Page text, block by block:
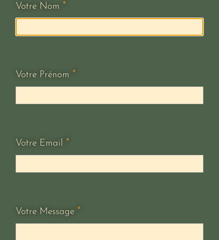
Votre Nom *
Votre Prénom *
Votre Email *
Votre Message *